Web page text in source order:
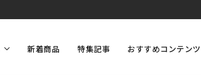
新着商品 特集記事 おすすめコンテンツ